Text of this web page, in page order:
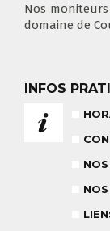
NOS
ASSUREZ-VOUS
RÉSULTAT DES
Nos
domaine de
INFOS